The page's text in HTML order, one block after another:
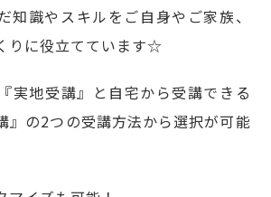
知識やスキルをご自身やご家族、
りに役立てています☆
実地受講』と自宅から受講できる
』の2つの受講方法から選択が可能